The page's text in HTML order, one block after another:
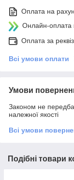
Оплата на
Онлайн-оплата
Оплата за
Всі умови оплати
Умови
Законом не
належної якості
Всі умови
Подібні товари